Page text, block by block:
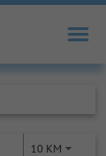
10 KM